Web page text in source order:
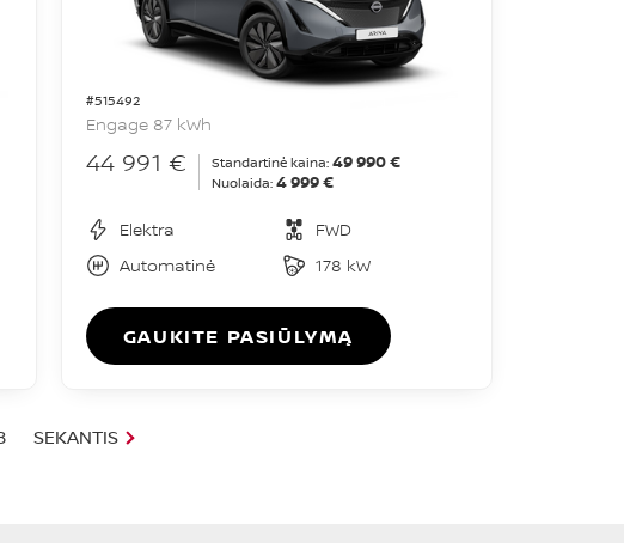
#515492
Engage 87 kWh
44 991 € Standartinė kaina: 49 990 €
Nuolaida: 4 999 €
Elektra
FWD
Automatinė
178 kW
GAUKITE PASIŪLYMĄ
SEKANTIS